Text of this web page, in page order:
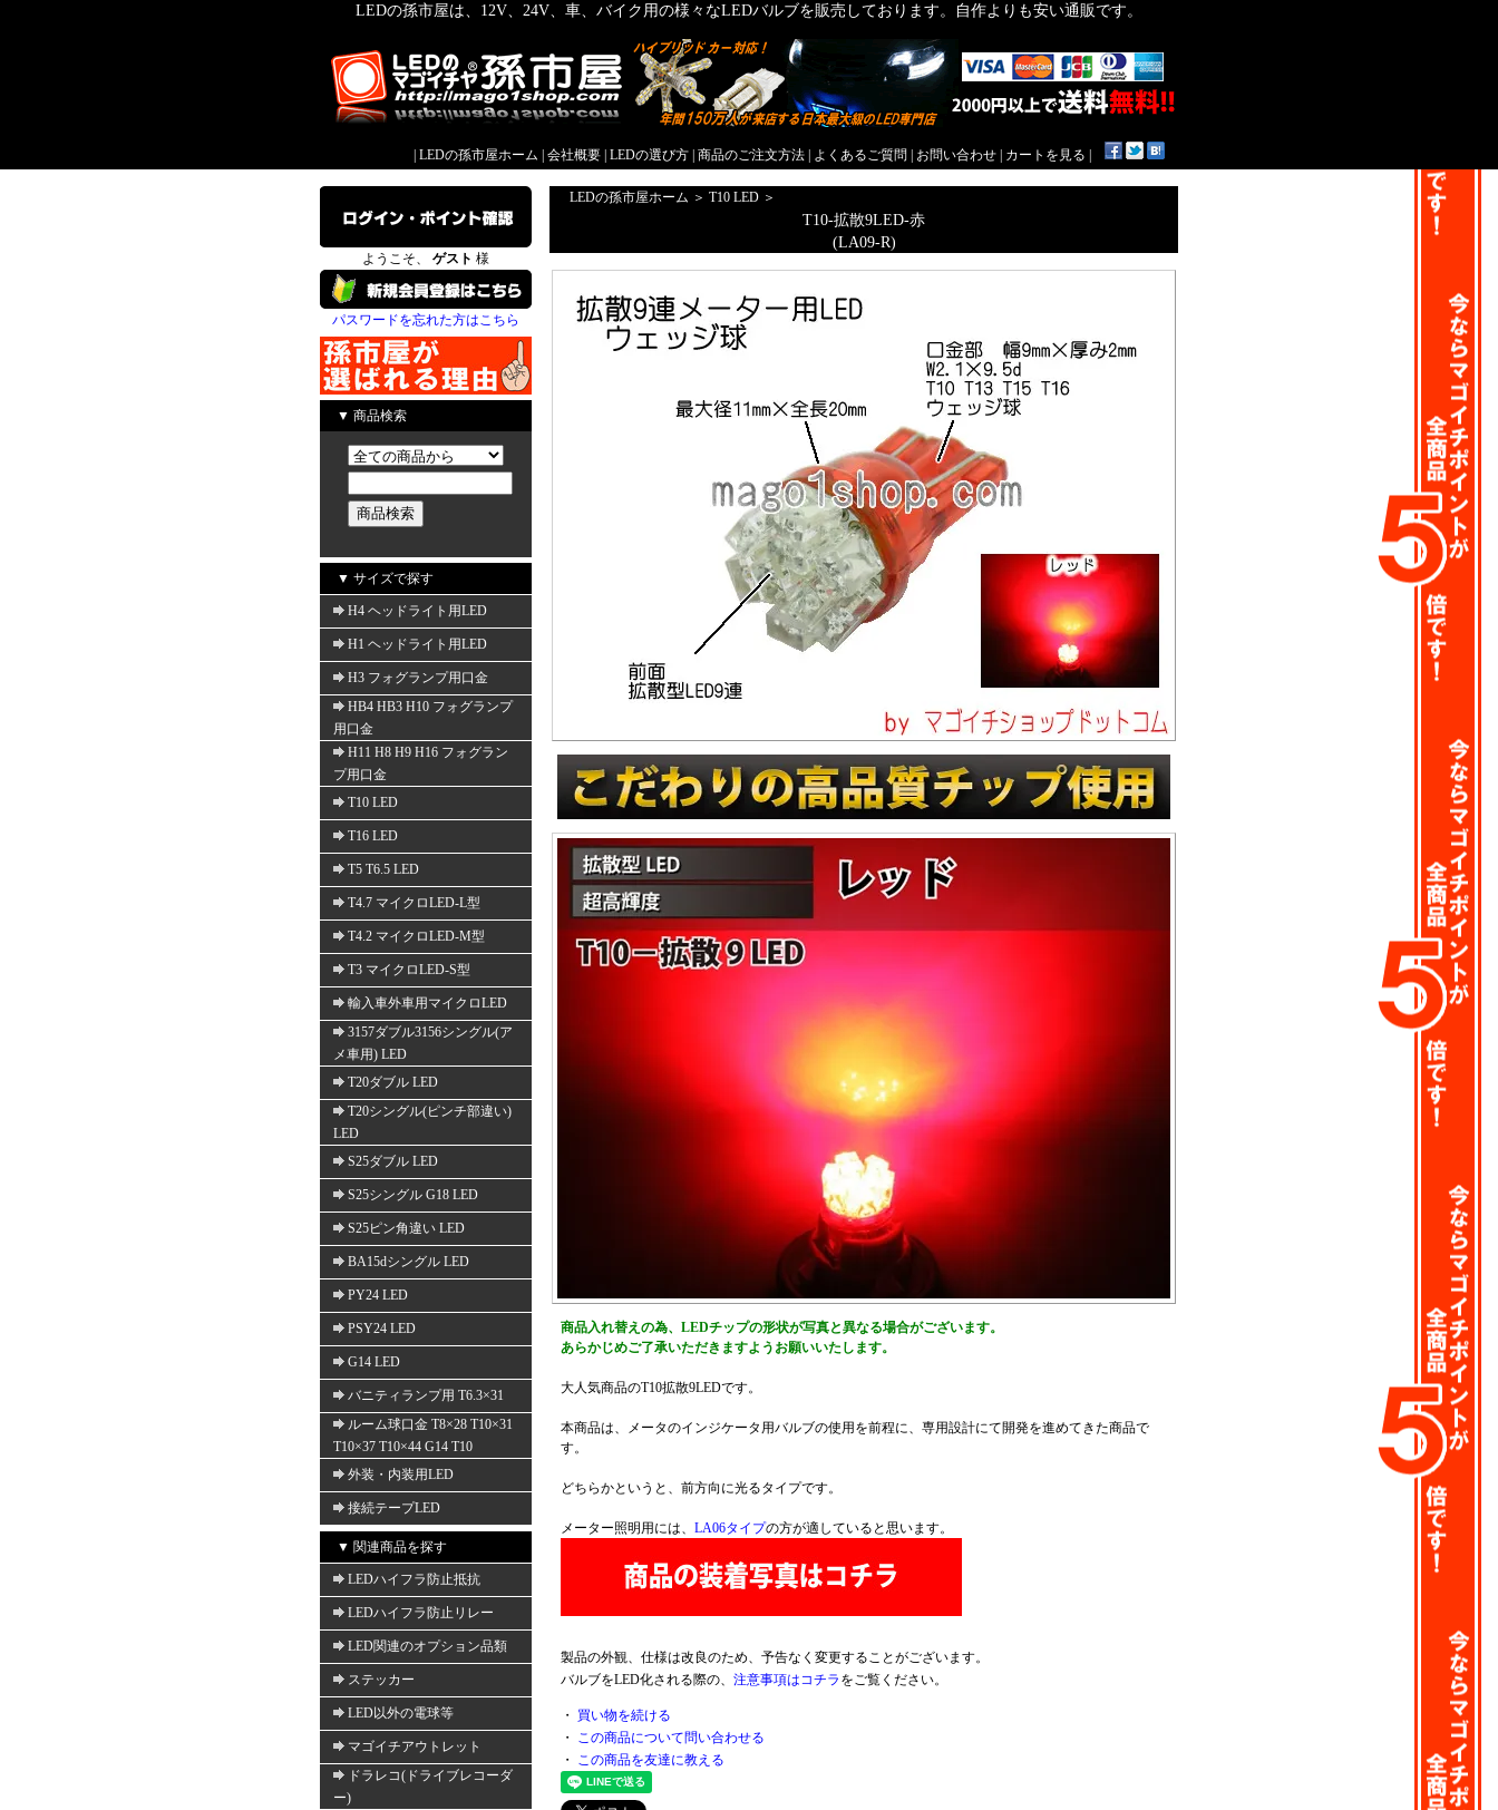
LEDの孫市屋は、12V、24V、車、バイク用の様々なLEDバルブを販売しております。自作よりも安い通販です。
LEDの孫市屋ホーム 会社概要 LEDの選び方 商品のご注文方法 よくあるご質問 お問い合わせ カートを見る
ようこそ、 ゲスト 様
パスワードを忘れた方はこちら
▼ 商品検索
▼ サイズで探す
H4 ヘッドライト用LED
H1 ヘッドライト用LED
H3 フォグランプ用口金
HB4 HB3 H10 フォグランプ
用口金
H11 H8 H9 H16 フォグラン
プ用口金
T10 LED
T16 LED
T5 T6.5 LED
T4.7 マイクロLED-L型
T4.2 マイクロLED-M型
T3 マイクロLED-S型
輸入車外車用マイクロLED
3157ダブル3156シングル(ア
メ車用) LED
T20ダブル LED
T20シングル(ピンチ部違い)
LED
S25ダブル LED
S25シングル G18 LED
S25ピン角違い LED
BA15dシングル LED
PY24 LED
PSY24 LED
G14 LED
バニティランプ用 T6.3×31
ルーム球口金 T8×28 T10×31
T10×37 T10×44 G14 T10
外装・内装用LED
接続テープLED
▼ 関連商品を探す
LEDハイフラ防止抵抗
LEDハイフラ防止リレー
LED関連のオプション品類
ステッカー
LED以外の電球等
マゴイチアウトレット
ドラレコ(ドライブレコーダ
ー)
LEDの孫市屋ホーム ＞ T10 LED ＞
T10-拡散9LED-赤
(LA09-R)
商品入れ替えの為、LEDチップの形状が写真と異なる場合がございます。
あらかじめご了承いただきますようお願いいたします。
大人気商品のT10拡散9LEDです。
本商品は、メータのインジケータ用バルブの使用を前程に、専用設計にて開発を進めてきた商品で
す。
どちらかというと、前方向に光るタイプです。
メーター照明用には、 LA06タイプの方が適していると思います。
製品の外観、仕様は改良のため、予告なく変更することがございます。
バルブをLED化される際の、 注意事項はコチラ をご覧ください。
・ 買い物を続ける
・ この商品について問い合わせる
・ この商品を友達に教える